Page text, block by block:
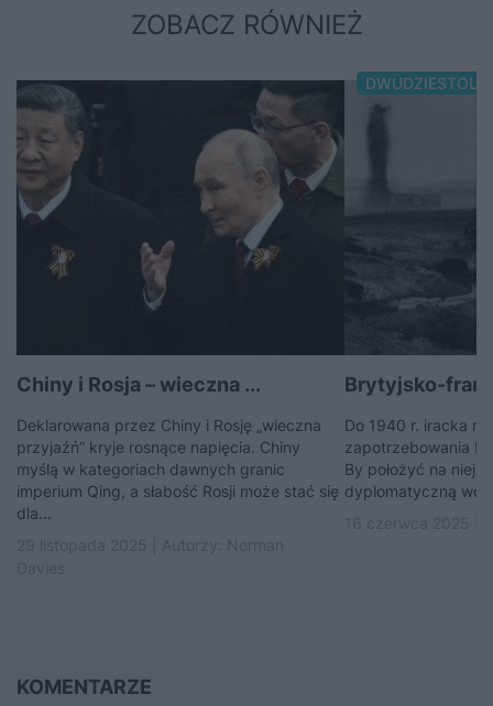
ZOBACZ RÓWNIEŻ
Chiny i Rosja – wieczna ...
Deklarowana przez Chiny i Rosję „wieczna
przyjaźń” kryje rosnące napięcia. Chiny
myślą w kategoriach dawnych granic
imperium Qing, a słabość Rosji może stać się
dla...
Brytyjsko-
Do 1940 r. iracka
zapotrzebowania
By położyć na niej
dyplomatyczną
KOMENTARZE